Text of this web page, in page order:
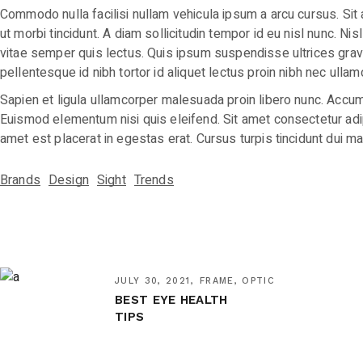
Commodo nulla facilisi nullam vehicula ipsum a arcu cursus.
ut morbi tincidunt. A diam sollicitudin tempor id eu nisl nunc.
vitae semper quis lectus. Quis ipsum suspendisse ultrices
pellentesque id nibh tortor id aliquet lectus proin nibh nec
Sapien et ligula ullamcorper malesuada proin libero nunc.
Euismod elementum nisi quis eleifend. Sit amet consectetur
amet est placerat in egestas erat. Cursus turpis tincidunt dui
Brands Design Sight Trends
JULY 30, 2021 FRAME, OPTIC
BEST EYE HEALTH
TIPS